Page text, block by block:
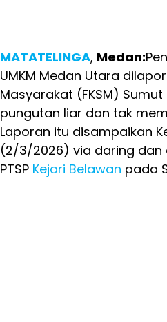
MATATELINGA, Medan:
UMKM Medan Utara
Masyarakat (FKSM) Sumut
pungutan liar dan tak
Laporan itu disampaikan
(2/3/2026) via daring dan
PTSP Kejari Belawan pada